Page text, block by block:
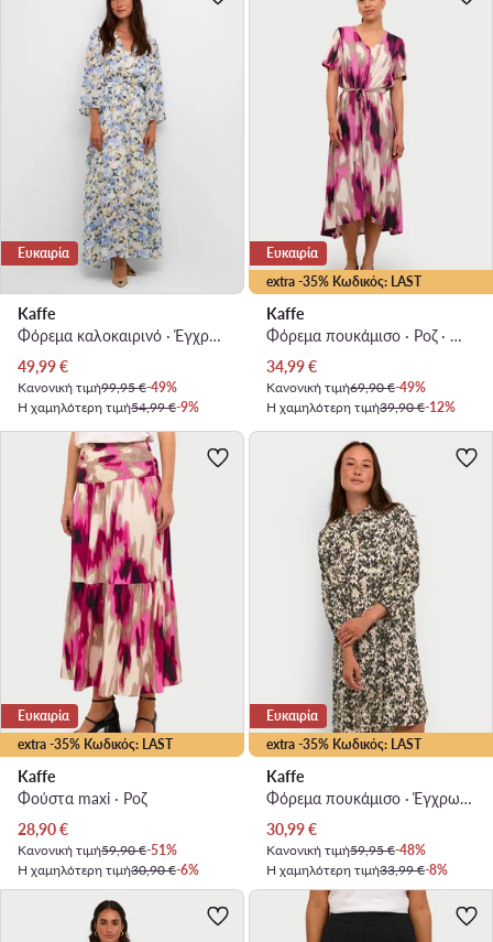
Ευκαιρία
Kaffe
Φόρεμα καλοκαιρινό · Έγχρωμο · Maxi
Τρέχουσα τιμή
49,99€
Κανονική τιμή99,95 €-49%
Η χαμηλότερη τιμή54,99 €-9%
extra -35% Κωδικός: LAST
Ευκαιρία
Kaffe
Φόρεμα πουκάμισο · Ροζ · Midi
Τρέχουσα τιμή
34,99€
Κανονική τιμή69,90 €-49%
Η χαμηλότερη τιμή39,90 €-12%
extra -35% Κωδικός: LAST
Ευκαιρία
Kaffe
Φούστα maxi · Ροζ
Τρέχουσα τιμή
28,90€
Κανονική τιμή59,90 €-51%
Η χαμηλότερη τιμή30,90 €-6%
extra -35% Κωδικός: LAST
Ευκαιρία
Kaffe
Φόρεμα πουκάμισο · Έγχρωμο · Mini
Τρέχουσα τιμή
30,99€
Κανονική τιμή59,95 €-48%
Η χαμηλότερη τιμή33,99 €-8%